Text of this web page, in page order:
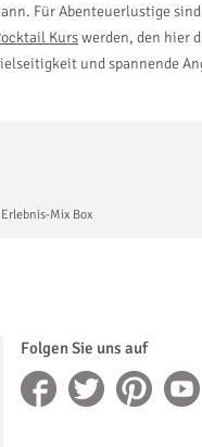
Für Abenteuerlustige
Kurswerden, den hier
und spannende
Erlebnis-Mix Box
Folgen Sie uns auf